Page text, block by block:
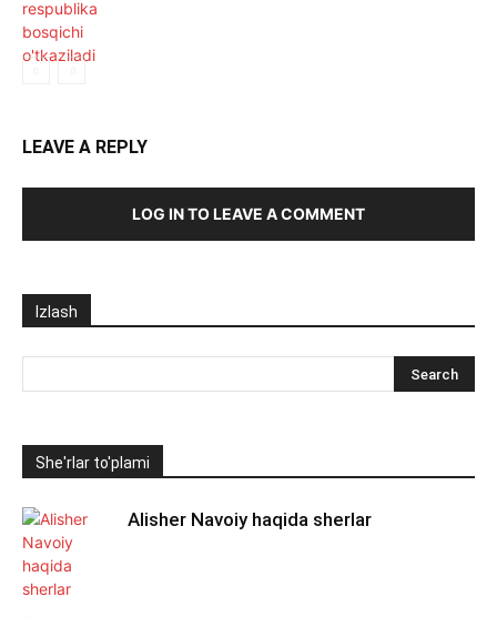
LEAVE A REPLY
LOG IN TO LEAVE A COMMENT
Izlash
She'rlar to'plami
Alisher Navoiy haqida sherlar